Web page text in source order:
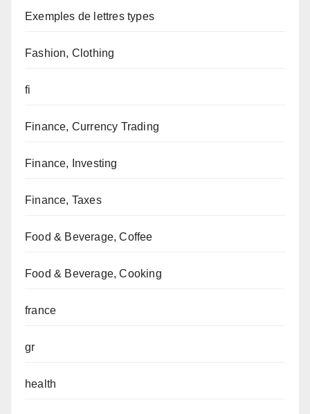
Exemples de lettres types
Fashion, Clothing
fi
Finance, Currency Trading
Finance, Investing
Finance, Taxes
Food & Beverage, Coffee
Food & Beverage, Cooking
france
gr
health